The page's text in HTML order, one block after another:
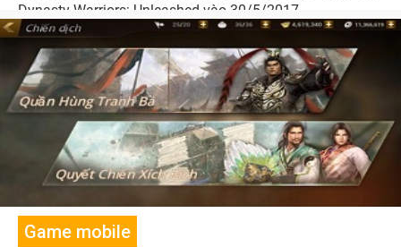
Dynasty Warriors: Unleashed vào 30/5/2017.
Game mobile